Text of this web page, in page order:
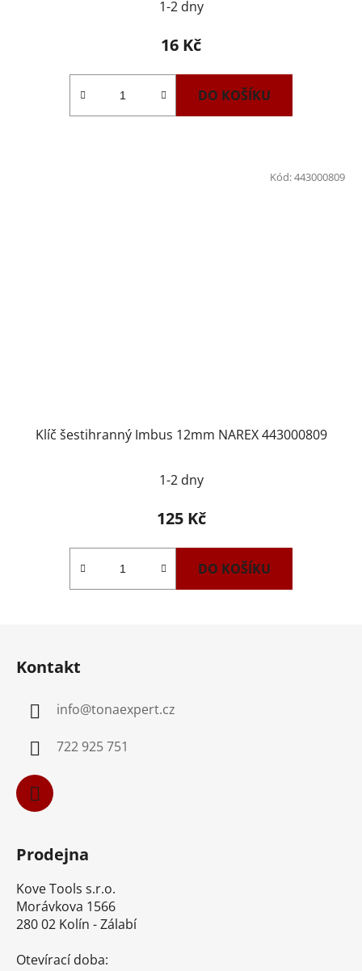
1-2 dny
16 Kč
DO KOŠÍKU
Klíč šestihranný Imbus 12mm NAREX 443000809
1-2 dny
125 Kč
DO KOŠÍKU
Kód:443000809
Kontakt
info@tonaexpert.cz
722 925 751
Prodejna
Kove Tools s.r.o.
Morávkova 1566
280 02 Kolín - Zálabí
Otevírací doba: